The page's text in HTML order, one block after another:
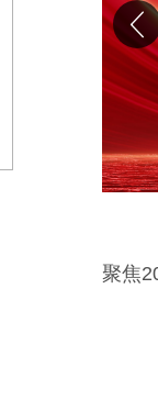
北京
2026
北京
聚焦